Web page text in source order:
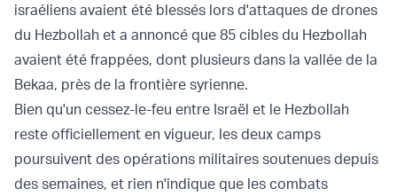
israéliens avaient été blessés lors d'attaques de drones
du Hezbollah et a annoncé que 85 cibles du Hezbollah
avaient été frappées, dont plusieurs dans la vallée de la
Bekaa, près de la frontière syrienne.
Bien qu'un cessez-le-feu entre Israël et le Hezbollah
reste officiellement en vigueur, les deux camps
poursuivent des opérations militaires soutenues depuis
des semaines, et rien n'indique que les combats